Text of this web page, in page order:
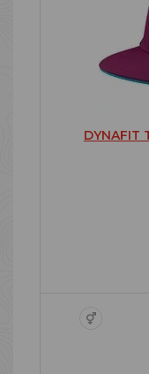
DYNAFIT